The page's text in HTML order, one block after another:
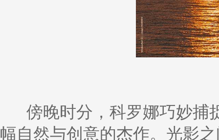
傍晚时分，科罗娜巧妙捕
幅自然与创意的杰作。光影